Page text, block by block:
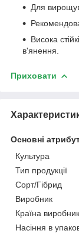
Для
Висока
в'янення.
Приховати
Основні
Культура
Тип продукції
Сорт/Гібрид
Виробник
Країна виробник
Насіння в